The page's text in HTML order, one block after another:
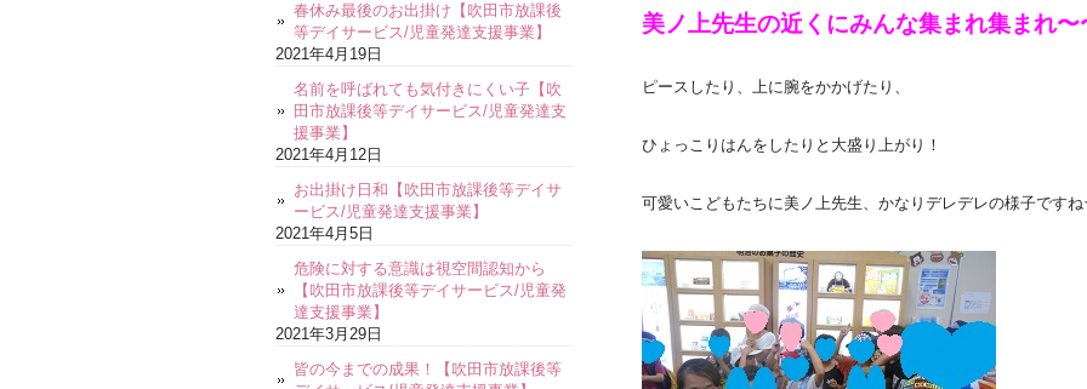
美ノ上先生の近くにみんな集まれ集まれ〜
ピースしたり、上に腕をかかげたり、
ひょっこりはんをしたりと大盛り上がり！
可愛いこどもたちに美ノ上先生、かなりデレデレの様子ですね
春休み最後のお出掛け【吹田市放課後
等デイサービス/児童発達支援事業】
2021年4月19日
名前を呼ばれても気付きにくい子【吹
田市放課後等デイサービス/児童発達支
援事業】
2021年4月12日
お出掛け日和【吹田市放課後等デイサ
ービス/児童発達支援事業】
2021年4月5日
危険に対する意識は視空間認知から
【吹田市放課後等デイサービス/児童発
達支援事業】
2021年3月29日
皆の今までの成果！【吹田市放課後等